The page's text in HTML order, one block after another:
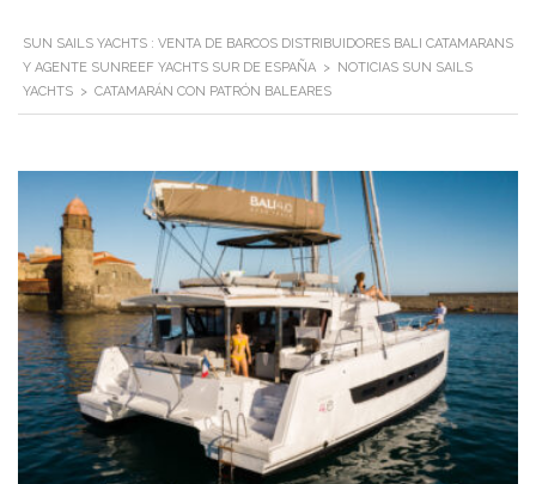
SUN SAILS YACHTS : VENTA DE BARCOS DISTRIBUIDORES BALI CATAMARANS
Y AGENTE SUNREEF YACHTS SUR DE ESPAÑA >
NOTICIAS SUN SAILS
YACHTS > CATAMARÁN CON PATRÓN BALEARES